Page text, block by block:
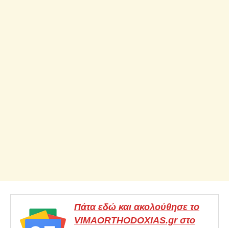
Πάτα εδώ και ακολούθησε το
VIMAORTHODOXIAS.gr στο